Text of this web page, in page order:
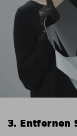
3. Entfernen